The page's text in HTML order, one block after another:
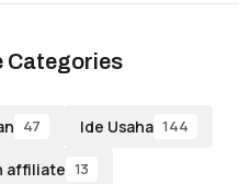
Categories
47 Ide Usaha 144
affiliate 13